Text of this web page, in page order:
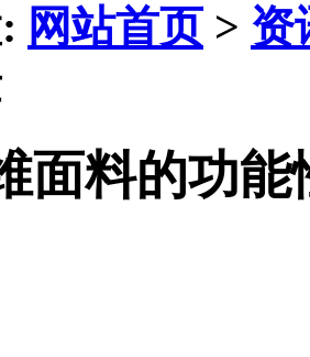
网站首页> 资
面料的功能